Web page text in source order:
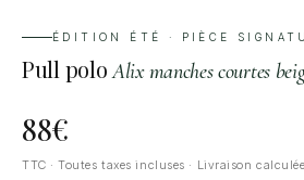
ÉDITION ÉTÉ · PIÈCE
Pull polo Alix manches courtes
88€
TTC · Toutes taxes incluses · Livraison